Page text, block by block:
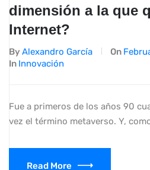
dimensión a la que
Internet?
By Alexandro García On
In Innovación
Fue a primeros de los años 90
vez el término metaverso. Y,
Read More